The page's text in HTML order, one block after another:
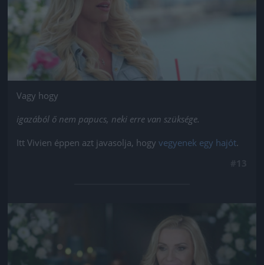
Vagy hogy
igazából ő nem papucs, neki erre van szüksége.
Itt Vivien éppen azt javasolja, hogy vegyenek egy hajót.
Jön még kép!